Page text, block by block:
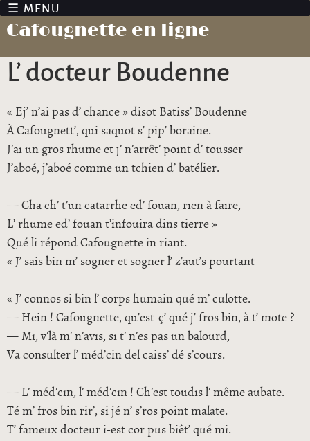
Cafougnette en ligne
L’ docteur Boudenne
« Ej’ n’ai pas d’ chance » disot Batiss’ Boudenne
À Cafougnett’, qui saquot s’ pip’ boraine.
J’ai un gros rhume et j’ n’arrêt’ point d’ tousser
J’aboé, j’aboé comme un tchien d’ batélier.
— Cha ch’ t’un catarrhe ed’ fouan, rien à faire,
L’ rhume ed’ fouan t’infouira dins tierre »
Qué li répond Cafougnette in riant.
« J’ sais bin m’ sogner et sogner l’ z’aut’s pourtant
« J’ connos si bin l’ corps humain qué m’ culotte.
— Hein ! Cafougnette, qu’est-ç’ qué j’ fros bin, à t’ mote ?
— Mi, v’là m’ n’avis, si t’ n’es pas un balourd,
Va consulter l’ méd’cin del caiss’ dé s’cours.
— L’ méd’cin, l’ méd’cin ! Ch’est toudis l’ même aubate.
Té m’ fros bin rir’, si jé n’ s’ros point malate.
T’ fameux docteur i-est cor pus biêt’ qué mi.